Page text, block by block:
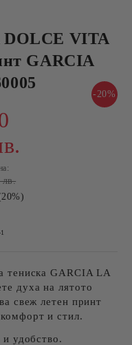
DOLCE VITA
GARCIA
-20%
лв.
тениска GARCIA LA
духа на лятото
свеж летен принт
и стил.
удобство.